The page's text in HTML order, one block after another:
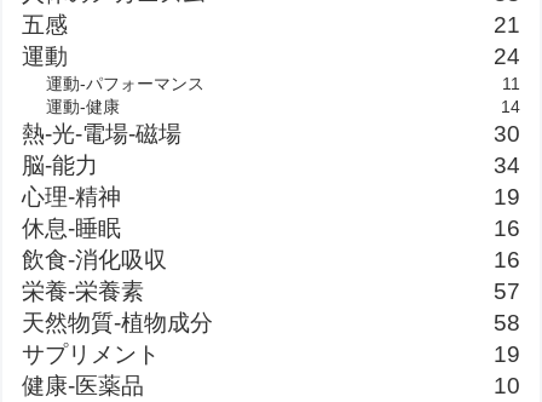
五感
21
運動
24
運動-パフォーマンス
11
運動-健康
14
熱-光-電場-磁場
30
脳-能力
34
心理-精神
19
休息-睡眠
16
飲食-消化吸収
16
栄養-栄養素
57
天然物質-植物成分
58
サプリメント
19
健康-医薬品
10